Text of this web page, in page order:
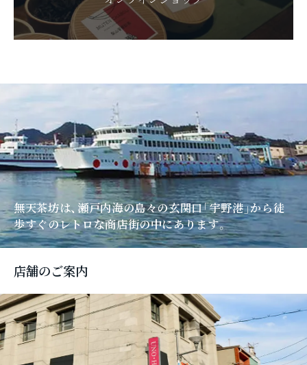
無天茶坊は、瀬戸内海の島々の玄関口「宇野港」から徒
歩すぐのレトロな商店街の中にあります。
店舗のご案内